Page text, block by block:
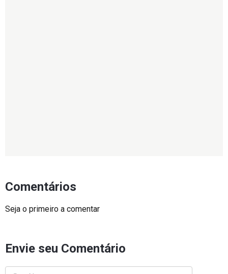
Comentários
Seja o primeiro a comentar
Envie seu Comentário